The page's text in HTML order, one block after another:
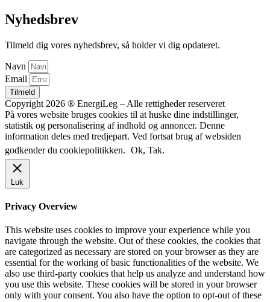
Nyhedsbrev
Tilmeld dig vores nyhedsbrev, så holder vi dig opdateret.
Navn
Email
Tilmeld
Copyright 2026 ® EnergiLeg – Alle rettigheder reserveret
På vores website bruges cookies til at huske dine indstillinger,
statistik og personalisering af indhold og annoncer. Denne
information deles med tredjepart. Ved fortsat brug af websiden
godkender du cookiepolitikken. Ok, Tak.
Luk
Privacy Overview
This website uses cookies to improve your experience while you
navigate through the website. Out of these cookies, the cookies that
are categorized as necessary are stored on your browser as they are
essential for the working of basic functionalities of the website. We
also use third-party cookies that help us analyze and understand how
you use this website. These cookies will be stored in your browser
only with your consent. You also have the option to opt-out of these